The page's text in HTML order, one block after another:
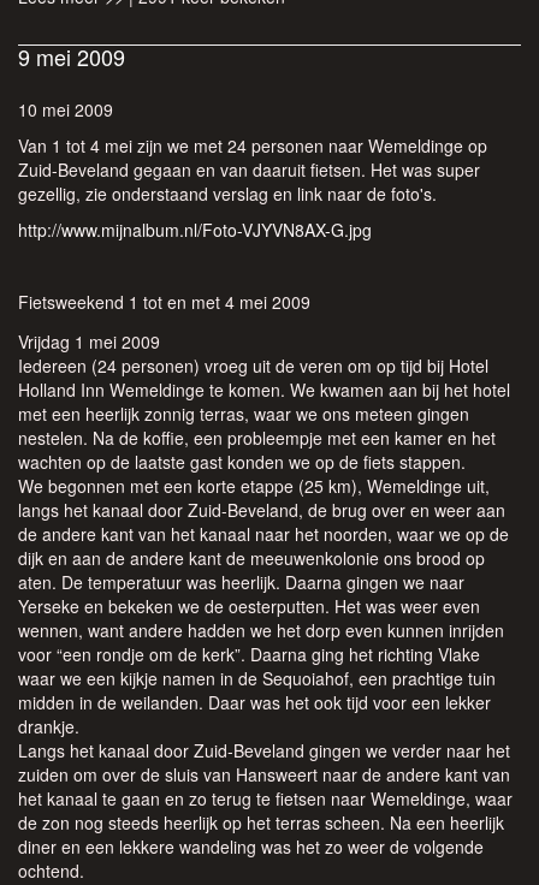
9 mei 2009
10 mei 2009
Van 1 tot 4 mei zijn we met 24 personen naar Wemeldinge op
Zuid-Beveland gegaan en van daaruit fietsen. Het was super
gezellig, zie onderstaand verslag en link naar de foto's.
http://www.mijnalbum.nl/Foto-VJYVN8AX-G.jpg
Fietsweekend 1 tot en met 4 mei 2009
Vrijdag 1 mei 2009
Iedereen (24 personen) vroeg uit de veren om op tijd bij Hotel
Holland Inn Wemeldinge te komen. We kwamen aan bij het hotel
met een heerlijk zonnig terras, waar we ons meteen gingen
nestelen. Na de koffie, een probleempje met een kamer en het
wachten op de laatste gast konden we op de fiets stappen.
We begonnen met een korte etappe (25 km), Wemeldinge uit,
langs het kanaal door Zuid-Beveland, de brug over en weer aan
de andere kant van het kanaal naar het noorden, waar we op de
dijk en aan de andere kant de meeuwenkolonie ons brood op
aten. De temperatuur was heerlijk. Daarna gingen we naar
Yerseke en bekeken we de oesterputten. Het was weer even
wennen, want andere hadden we het dorp even kunnen inrijden
voor “een rondje om de kerk”. Daarna ging het richting Vlake
waar we een kijkje namen in de Sequoiahof, een prachtige tuin
midden in de weilanden. Daar was het ook tijd voor een lekker
drankje.
Langs het kanaal door Zuid-Beveland gingen we verder naar het
zuiden om over de sluis van Hansweert naar de andere kant van
het kanaal te gaan en zo terug te fietsen naar Wemeldinge, waar
de zon nog steeds heerlijk op het terras scheen. Na een heerlijk
diner en een lekkere wandeling was het zo weer de volgende
ochtend.